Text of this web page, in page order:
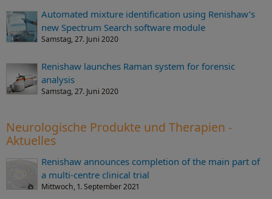
Automated mixture identification using Renishaw’s
new Spectrum Search software module
Samstag, 27. Juni 2020
Renishaw launches Raman system for forensic
analysis
Samstag, 27. Juni 2020
Neurologische Produkte und Therapien -
Aktuelles
Renishaw announces completion of the main part of
a multi-centre clinical trial
Mittwoch, 1. September 2021